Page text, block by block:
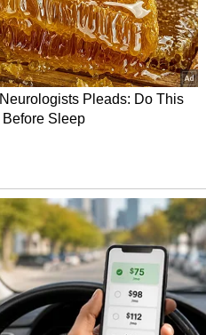
ದೊಡ್ಡ ತಲೆಗಳಂತಿರುತ್ತದೆ. ಇದು
ಸುಭದ್ರ ಮತ್ತು ಬಲಭದ್ರರ
ಕೂಡಿದೆ.
ಸವಿಯಲೇಬೇಕು ಪುರಿ
ವಸ್ತ್ರ ಶೃಂಗಾರ್ (ಉಡುಪು
ಧರಿಸಿದ್ದಾನೆ. ಭಾನುವಾರ